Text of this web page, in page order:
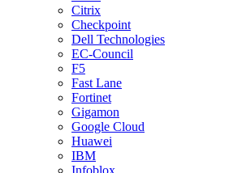
Citrix
Checkpoint
Dell Technologies
EC-Council
F5
Fast Lane
Fortinet
Gigamon
Google Cloud
Huawei
IBM
Infoblox